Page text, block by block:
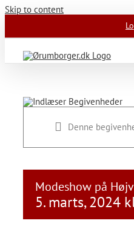
Skip to content
Denne
Modeshow på
5. marts, 2024